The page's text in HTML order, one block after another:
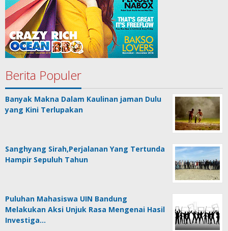
Berita Populer
Banyak Makna Dalam Kaulinan jaman Dulu
yang Kini Terlupakan
Sanghyang Sirah,Perjalanan Yang Tertunda
Hampir Sepuluh Tahun
Puluhan Mahasiswa UIN Bandung
Melakukan Aksi Unjuk Rasa Mengenai Hasil
Investiga…